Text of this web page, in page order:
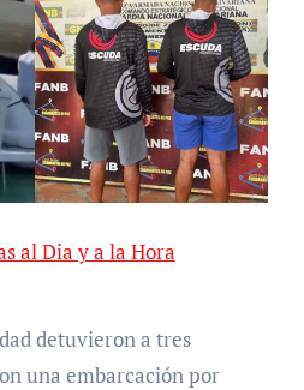
al Dia y a la Hora
una embarcación por